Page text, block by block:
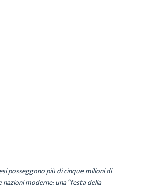
posseggono più di cinque milioni di
moderne: una “festa della